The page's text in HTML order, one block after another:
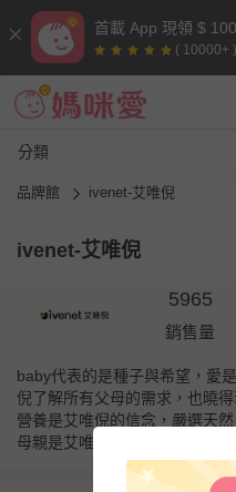
首載 App 現領 $
( 10000+ )
分類
品牌館 ivenet-艾唯倪
ivenet-艾唯倪
5965
銷售量
baby代表的是種子與希望，愛
倪了解所有父母的需求，也曉
營養是艾唯倪的信念，嚴選天
母親是艾唯倪的目標，衷心期
愛為出發點，相信愛是唯一魔法